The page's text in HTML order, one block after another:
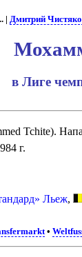
| Дмитрий
в Лиге
Tchite).
г.
Льеж,
•